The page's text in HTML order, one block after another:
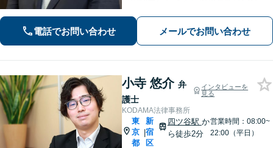
確固たるスタイルを貫きます。離婚・
刑事事件・相続など何でもご相談くだ
さい。
電話でお問い合わせ メールでお問い合わせ
小寺 悠介 弁
護士
インタビューを
見る
KODAMA法律事務所
東
京
都
|
新
宿
区
四ツ谷駅 か
ら徒歩2分
営業時間：08:00~
22:00（平日）